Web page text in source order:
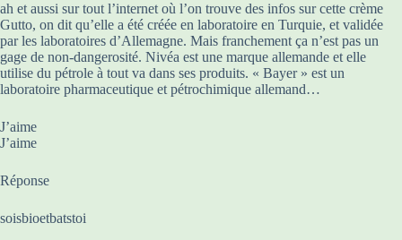
ah et aussi sur tout l’internet où l’on trouve des infos sur cette crème
Gutto, on dit qu’elle a été créée en laboratoire en Turquie, et validée
par les laboratoires d’Allemagne. Mais franchement ça n’est pas un
gage de non-dangerosité. Nivéa est une marque allemande et elle
utilise du pétrole à tout va dans ses produits. « Bayer » est un
laboratoire pharmaceutique et pétrochimique allemand…
J’aime
J’aime
Réponse
soisbioetbatstoi